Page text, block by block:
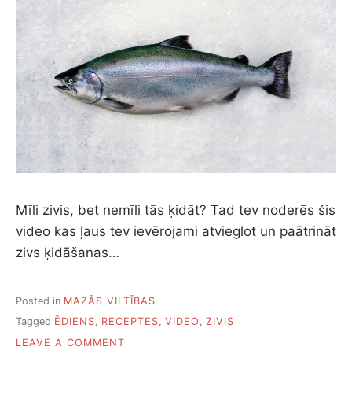
Mīli zivis, bet nemīli tās ķidāt? Tad tev noderēs šis
video kas ļaus tev ievērojami atvieglot un paātrināt
zivs ķidāšanas…
Posted in MAZĀS VILTĪBAS
Tagged ĒDIENS, RECEPTES, VIDEO , ZIVIS
LEAVE A COMMENT